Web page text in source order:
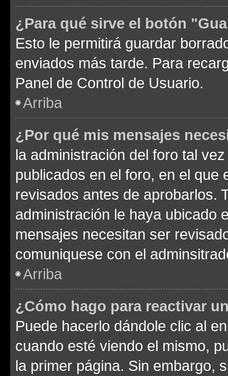
¿Para qué sirve el botón
Esto le permitirá guardar
enviados más tarde. Para
Panel de Control de Usuario.
Arriba
¿Por qué mis mensajes
la administración del foro tal
publicados en el foro, en el
revisados antes de aprobarlos.
administración le haya ubicado
mensajes necesitan ser
comuniquese con el
Arriba
¿Cómo hago para reactivar
Puede hacerlo dándole clic al
cuando esté viendo el mismo,
la primer página. Sin embargo,